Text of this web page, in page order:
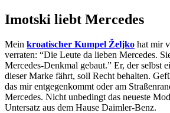
Imotski liebt Mercedes
Mein kroatischer Kumpel Željko hat mir
verraten: “Die Leute da lieben Mercedes.
Mercedes-Denkmal gebaut.” Er, der selbst
dieser Marke fährt, soll Recht behalten.
das mir entgegenkommt oder am
Mercedes. Nicht unbedingt das neueste
Untersatz aus dem Hause Daimler-Benz.